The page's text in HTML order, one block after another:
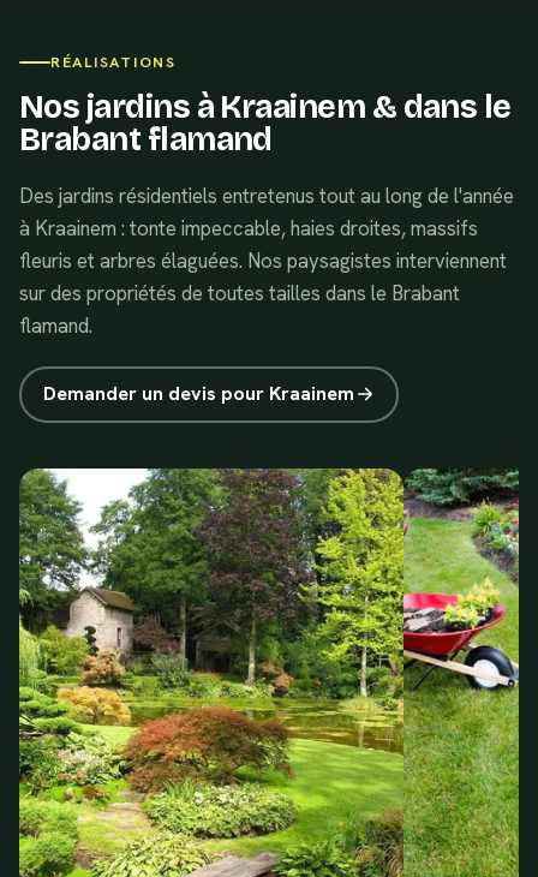
RÉALISATIONS
Nos jardins àKraainem & dans le
Brabant flamand
Des jardins résidentiels entretenus tout au long de l'année
à Kraainem : tonte impeccable, haies droites, massifs
fleuris et arbres élaguées. Nos paysagistes interviennent
sur des propriétés de toutes tailles dans le Brabant
flamand.
Demander un devis pour Kraainem